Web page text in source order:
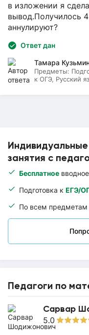
занятия с
Бесплатное
Подготовка к ЕГЭ/
По всем предметам
Педагоги по
Сарвар
5.0
в изложении я
вывод.Получилось
аннулируют?
Ответ дан
Тамара
Предметы:
к ОГЭ, Русский